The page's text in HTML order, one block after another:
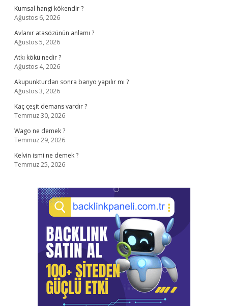
Kumsal hangi kökendir ?
Ağustos 6, 2026
Avlanır atasözünün anlamı ?
Ağustos 5, 2026
Atkı kökü nedir ?
Ağustos 4, 2026
Akupunkturdan sonra banyo yapılır mı ?
Ağustos 3, 2026
Kaç çeşit demans vardır ?
Temmuz 30, 2026
Wago ne demek ?
Temmuz 29, 2026
Kelvin ismi ne demek ?
Temmuz 25, 2026